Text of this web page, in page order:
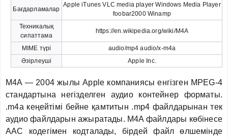
Бағдарламалар
Apple iTunes VLC media player Windows Media Player
foobar2000 Winamp
Техникалық
сипаттама
https://en.wikipedia.org/wiki/M4A
MIME түрі
audio/mp4 audio/x-m4a
Әзірлеуші
Apple Inc.
M4A — 2004 жылы Apple компаниясы енгізген MPEG-4
стандартына негізделген аудио контейнер форматы.
.m4a кеңейтімі бейне қамтитын .mp4 файлдарынан тек
аудио файлдарын ажыратады. M4A файлдары көбінесе
AAC кодегімен кодталады, бірдей файл өлшемінде